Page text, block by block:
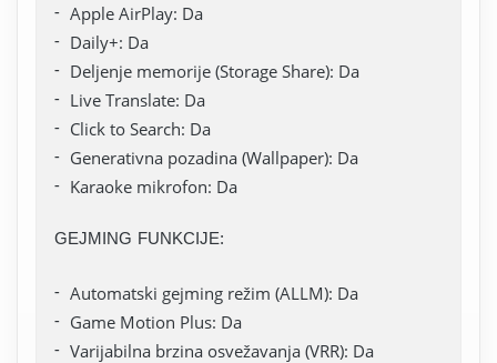
Apple AirPlay: Da
Daily+: Da
Deljenje memorije (Storage Share): Da
Live Translate: Da
Click to Search: Da
Generativna pozadina (Wallpaper): Da
Karaoke mikrofon: Da
GEJMING FUNKCIJE:
Automatski gejming režim (ALLM): Da
Game Motion Plus: Da
Varijabilna brzina osvežavanja (VRR): Da